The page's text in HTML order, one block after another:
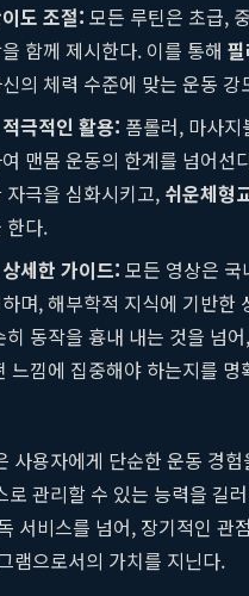
도 조절: 모든 루틴은 초급,
함께 제시한다. 이를 통해
의 체력 수준에 맞는 운동
극적인 활용: 폼롤러, 마사
맨몸 운동의 한계를 넘어선
자극을 심화시키고, 쉬운체형
한다.
세한 가이드: 모든 영상은 국
며, 해부학적 지식에 기반한
히 동작을 흉내 내는 것을 넘
느낌에 집중해야 하는지를
사용자에게 단순한 운동 경
로 관리할 수 있는 능력을 길
서비스를 넘어, 장기적인 관
램으로서의 가치를 지닌다.